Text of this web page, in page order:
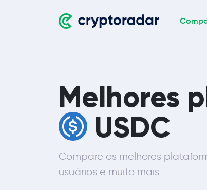
Melhores
USDC
Compare os melhores
usuários e muito mais